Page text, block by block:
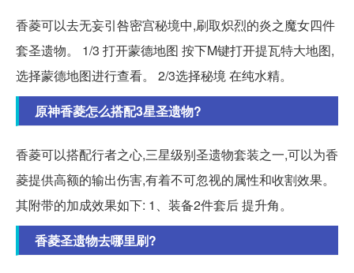
香菱可以去无妄引咎密宫秘境中,刷取炽烈的炎之魔女四件
套圣遗物。 1/3 打开蒙德地图 按下M键打开提瓦特大地图,
选择蒙德地图进行查看。 2/3选择秘境 在纯水精。
原神香菱怎么搭配3星圣遗物?
香菱可以搭配行者之心,三星级别圣遗物套装之一,可以为香
菱提供高额的输出伤害,有着不可忽视的属性和收割效果。
其附带的加成效果如下: 1、装备2件套后 提升角。
香菱圣遗物去哪里刷?